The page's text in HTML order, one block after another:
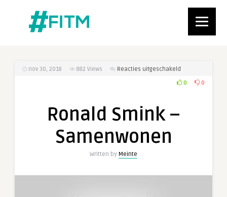
nov 30, 2018 882 Views Reacties uitgeschakeld
Ronald
0 0
Ronald Smink –
Samenwonen
Written by Meinte